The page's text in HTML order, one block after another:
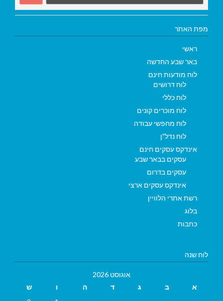
מפת האתר
ראשי
באר שבע החדשה
לוח מודעות חינם
לוח דרושים
לוח כללי
לוח מוכרים קונים
לוח מחפשי עבודה
לוח נדל"ן
אינדקס עסקים חינם
עסקים בבאר שבע
עסקים בדרום
אינדקס עסקים ארצי
רשת אתרי הלוויין
בלוג
כתבות
לוח שנה
אוגוסט 2026
א
ב ג ד ה ו
ש